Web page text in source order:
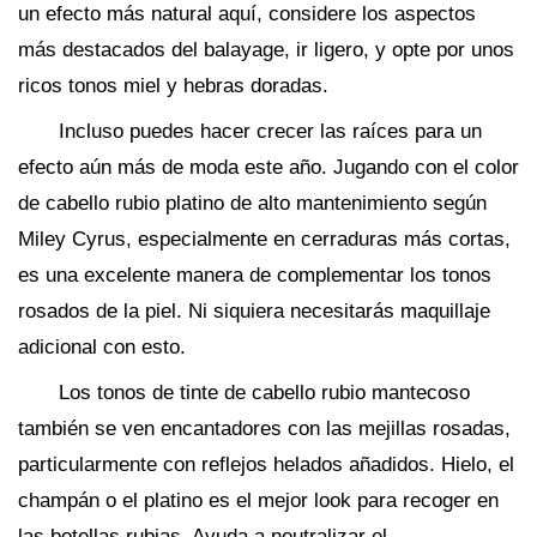
un efecto más natural aquí, considere los aspectos
más destacados del balayage, ir ligero, y opte por unos
ricos tonos miel y hebras doradas.
Incluso puedes hacer crecer las raíces para un
efecto aún más de moda este año. Jugando con el color
de cabello rubio platino de alto mantenimiento según
Miley Cyrus, especialmente en cerraduras más cortas,
es una excelente manera de complementar los tonos
rosados ​​de la piel. Ni siquiera necesitarás maquillaje
adicional con esto.
Los tonos de tinte de cabello rubio mantecoso
también se ven encantadores con las mejillas rosadas,
particularmente con reflejos helados añadidos. Hielo, el
champán o el platino es el mejor look para recoger en